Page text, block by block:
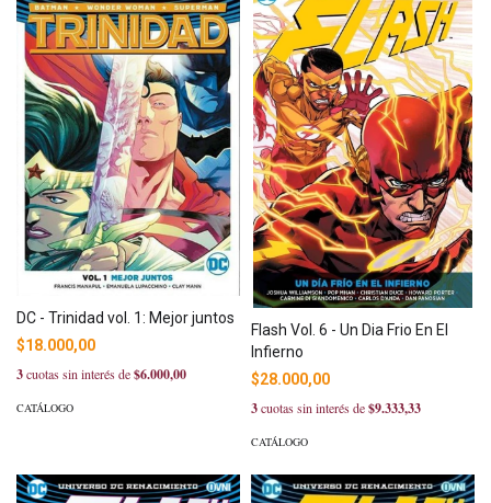
DC - Trinidad vol. 1: Mejor juntos
$18.000,00
3cuotas sin interés de$6.000,00
CATÁLOGO
Flash Vol. 6 - Un Dia Frio En El
Infierno
$28.000,00
3cuotas sin interés de$9.333,33
CATÁLOGO